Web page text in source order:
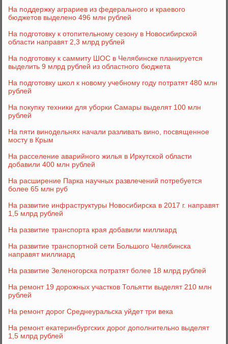
На поддержку аграриев из федерального и краевого
бюджетов выделено 496 млн рублей
На подготовку к отопительному сезону в Новосибирской
области направят 2,3 млрд рублей
На подготовку к саммиту ШОС в Челябинске планируется
выделить 9 млрд рублей из областного бюджета
На подготовку школ к новому учебному году потратят 480 млн
рублей
На покупку техники для уборки Самары выделят 100 млн
рублей
На пяти винодельнях начали разливать вино, посвященное
мосту в Крым
На расселение аварийного жилья в Иркутской области
добавили 400 млн рублей
На расширение Парка научных развлечений потребуется
более 65 млн руб
На развитие инфраструктуры Новосибирска в 2017 г. направят
1,5 млрд рублей
На развитие транспорта края добавили миллиард
На развитие транспортной сети Большого Челябинска
направят миллиард
На развитие Зеленогорска потратят более 18 млрд рублей
На ремонт 19 дорожных участков Тольятти выделят 210 млн
рублей
На ремонт дорог Среднеуральска уйдет три века
На ремонт екатеринбургских дорог дополнительно выделят
1,5 млрд рублей